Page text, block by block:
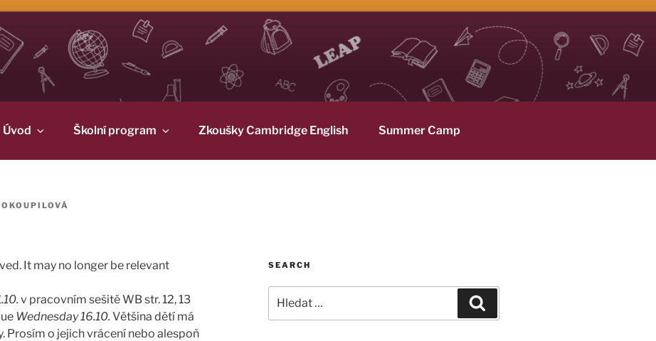
Úvod Školní program Zkoušky Cambridge English Summer Camp
It may no longer be relevant
v pracovním sešitě WB str. 12, 13
Wednesday 16.10. Většina dětí má
Prosím o jejich vrácení nebo alespoň
SEARCH